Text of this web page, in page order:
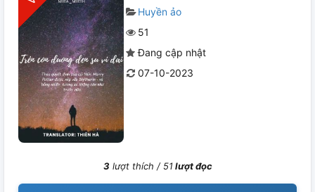
Huyền ảo
51
Đang cập nhật
07-10-2023
3 lượt thích /51lượt đọc